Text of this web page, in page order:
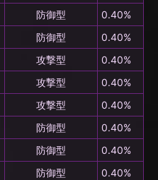
防御型
0.40%
防御型
0.40%
攻撃型
0.40%
攻撃型
0.40%
攻撃型
0.40%
防御型
0.40%
防御型
0.40%
防御型
0.40%